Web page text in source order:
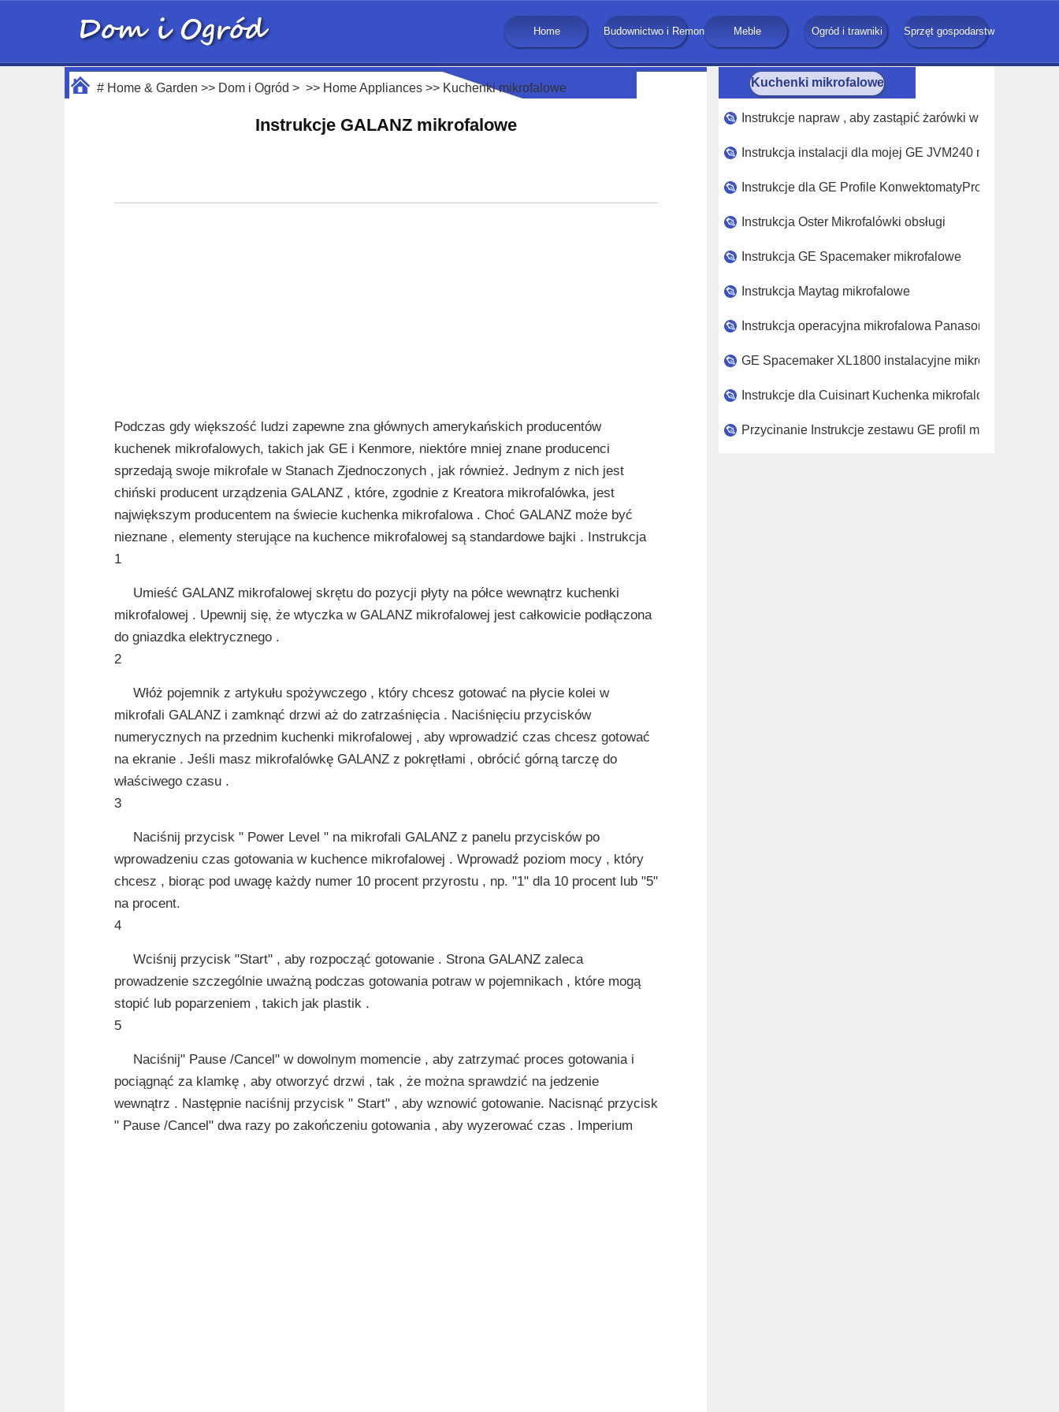
Home Budownictwo i Remonty Meble Ogród i trawniki Sprzęt gospodarstwa domowego
# Home & Garden >> Dom i Ogród > >> Home Appliances>> Kuchenki mikrofalowe
Instrukcje GALANZ mikrofalowe
Podczas gdy większość ludzi zapewne zna głównych amerykańskich producentów
kuchenek mikrofalowych, takich jak GE i Kenmore, niektóre mniej znane producenci
sprzedają swoje mikrofale w Stanach Zjednoczonych , jak również. Jednym z nich jest
chiński producent urządzenia GALANZ , które, zgodnie z Kreatora mikrofalówka, jest
największym producentem na świecie kuchenka mikrofalowa . Choć GALANZ może być
nieznane , elementy sterujące na kuchence mikrofalowej są standardowe bajki . Instrukcja
1
Umieść GALANZ mikrofalowej skrętu do pozycji płyty na półce wewnątrz kuchenki
mikrofalowej . Upewnij się, że wtyczka w GALANZ mikrofalowej jest całkowicie podłączona
do gniazdka elektrycznego .
2
Włóż pojemnik z artykułu spożywczego , który chcesz gotować na płycie kolei w
mikrofali GALANZ i zamknąć drzwi aż do zatrzaśnięcia . Naciśnięciu przycisków
numerycznych na przednim kuchenki mikrofalowej , aby wprowadzić czas chcesz gotować
na ekranie . Jeśli masz mikrofalówkę GALANZ z pokrętłami , obrócić górną tarczę do
właściwego czasu .
3
Naciśnij przycisk " Power Level " na mikrofali GALANZ z panelu przycisków po
wprowadzeniu czas gotowania w kuchence mikrofalowej . Wprowadź poziom mocy , który
chcesz , biorąc pod uwagę każdy numer 10 procent przyrostu , np. "1" dla 10 procent lub "5"
na procent.
4
Wciśnij przycisk "Start" , aby rozpocząć gotowanie . Strona GALANZ zaleca
prowadzenie szczególnie uważną podczas gotowania potraw w pojemnikach , które mogą
stopić lub poparzeniem , takich jak plastik .
5
Naciśnij" Pause /Cancel" w dowolnym momencie , aby zatrzymać proces gotowania i
pociągnąć za klamkę , aby otworzyć drzwi , tak , że można sprawdzić na jedzenie
wewnątrz . Następnie naciśnij przycisk " Start" , aby wznowić gotowanie. Nacisnąć przycisk
" Pause /Cancel" dwa razy po zakończeniu gotowania , aby wyzerować czas . Imperium
Kuchenki mikrofalowe
Instrukcje napraw , aby zastąpić żarówki w GE
Instrukcja instalacji dla mojej GE JVM240 mikrofalowa
Instrukcje dla GE Profile KonwektomatyProdukcja
Instrukcja Oster Mikrofalówki obsługi
Instrukcja GE Spacemaker mikrofalowe
Instrukcja Maytag mikrofalowe
Instrukcja operacyjna mikrofalowa Panasonic
GE Spacemaker XL1800 instalacyjne mikrofalowa
Instrukcje dla Cuisinart Kuchenka mikrofalowa
Przycinanie Instrukcje zestawu GE profil mikrofalowej